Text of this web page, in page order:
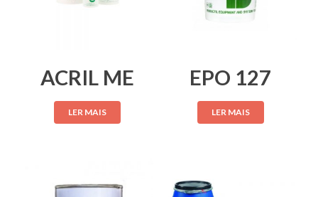
ACRIL ME
LER MAIS
EPO 127
LER MAIS